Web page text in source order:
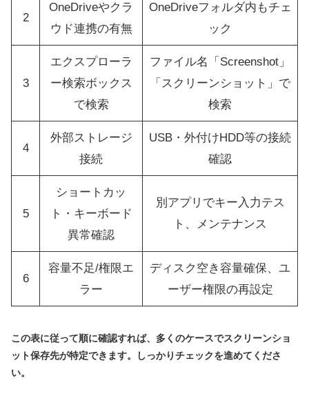
2
OneDriveやクラ
ウド連携の有無
OneDriveフォルダ内もチェ
ック
3
エクスプローラ
ー検索ボックス
で検索
ファイル名「Screenshot」
「スクリーンショット」で
検索
4
外部ストレージ
接続
USB・外付けHDD等の接続
確認
5
ショートカッ
ト・キーボード
異常確認
別アプリでキー入力テス
ト、メンテナンス
6
容量不足/権限エ
ラー
ディスク空き容量確保、ユ
ーザー権限の再設定
この表に従って順に確認すれば、多くのケースでスクリーンショ
ット保存先が特定できます。しっかりチェックを進めてくださ
い。